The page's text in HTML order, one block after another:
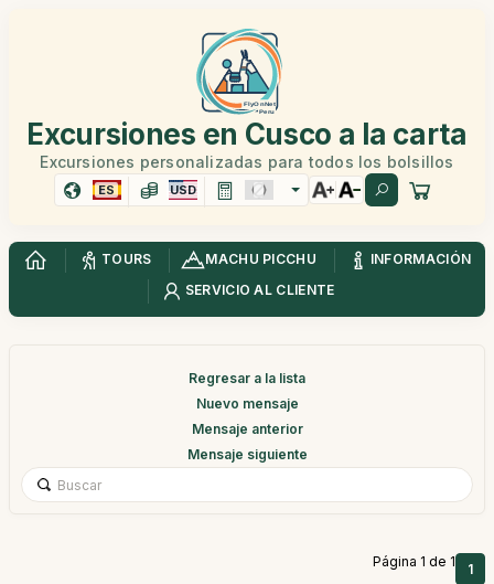
Excursiones en Cusco a la carta
Excursiones personalizadas para todos los bolsillos
ES USD
TOURS MACHU PICCHU
INFORMACIÓN
SERVICIO AL CLIENTE
Regresar a la lista
Nuevo mensaje
Mensaje anterior
Mensaje siguiente
Página 1 de 1 1